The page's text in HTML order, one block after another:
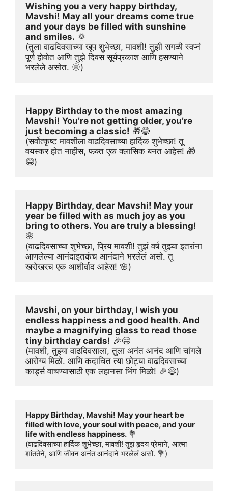
Wishing you a very happy birthday,
Mavshi! May all your dreams come true
and your days be filled with sunshine
and smiles. 🌞
(तुला वाढदिवसाच्या खूप शुभेच्छा, मावशी! तुझी सगळी स्वप्नं
पूर्ण होवोत आणि तुझे दिवस सूर्यप्रकाश आणि हसण्याने
भरलेले असोत. 🌞)
Happy Birthday to the most amazing
Mavshi! You’re not getting older, you’re
just becoming a classic! 🎁😂
(सर्वोत्कृष्ट मावशीला वाढदिवसाच्या हार्दिक शुभेच्छा! तू
वयस्कर होत नाहीस, फक्त एक क्लासिक बनत आहेस! 🎁
😂)
Happy Birthday, dear Mavshi! May your
year be filled with as much joy as you
bring to others. You are truly a blessing!
🌸
(वाढदिवसाच्या शुभेच्छा, प्रिय मावशी! तुझं वर्ष तुझ्या इतरांना
आणलेल्या आनंदाइतकंच आनंदाने भरलेलं असो. तू
खरोखरच एक आशीर्वाद आहेस! 🌸)
Mavshi, on your birthday, I wish you
endless happiness and good health. And
maybe a magnifying glass to read those
tiny birthday cards! 🎉😄
(मावशी, तुझ्या वाढदिवसाला, तुला अनंत आनंद आणि चांगले
आरोग्य मिळो. आणि कदाचित त्या छोट्या वाढदिवसाच्या
कार्ड्स वाचण्यासाठी एक लहानसा भिंग मिळो! 🎉😄)
Happy Birthday, Mavshi! May your heart be
filled with love, your soul with peace, and your
life with endless happiness. 💐
(वाढदिवसाच्या हार्दिक शुभेच्छा, मावशी! तुझं हृदय प्रेमाने, आत्मा
शांततेने, आणि जीवन अनंत आनंदाने भरलेलं असो. 💐)